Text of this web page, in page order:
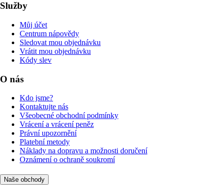
Služby
Můj účet
Centrum nápovědy
Sledovat mou objednávku
Vrátit mou objednávku
Kódy slev
O nás
Kdo jsme?
Kontaktujte nás
Všeobecné obchodní podmínky
Vrácení a vrácení peněz
Právní upozornění
Platební metody
Náklady na dopravu a možnosti doručení
Oznámení o ochraně soukromí
Naše obchody